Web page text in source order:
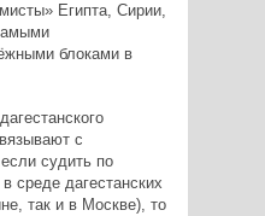
Египта, Сирии,
блоками в
с
судить по
среде дагестанских
так и в Москве), то